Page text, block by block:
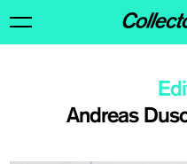
Andreas